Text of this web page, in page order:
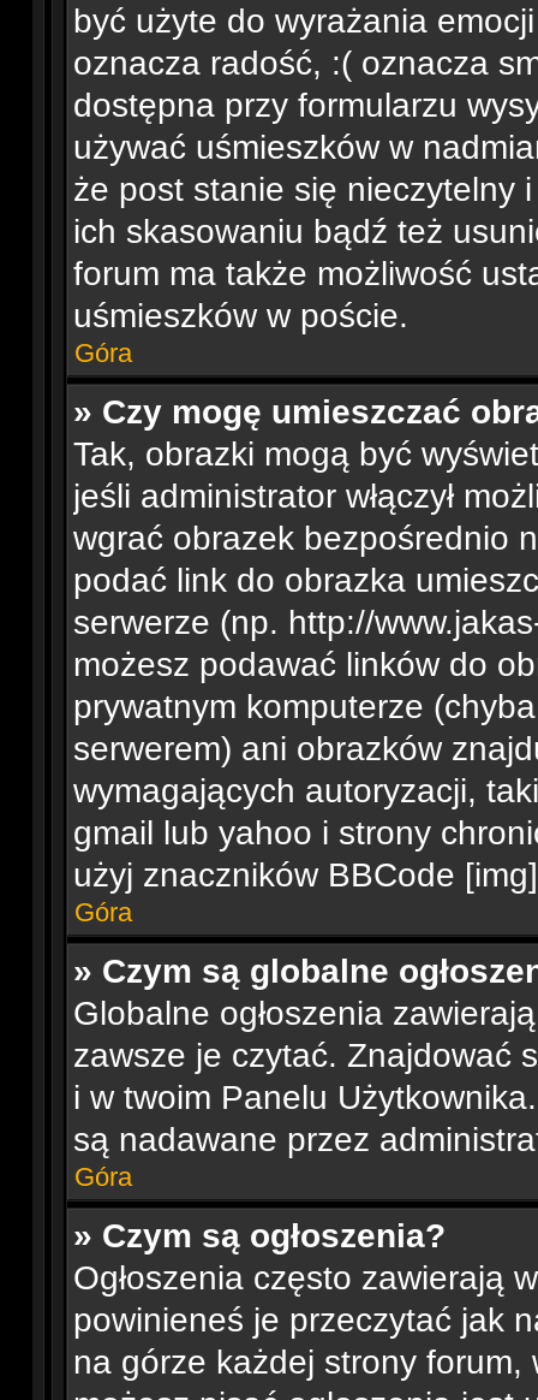
być użyte do wyrażania
oznacza radość, :( oznacza
dostępna przy formularzu
używać uśmieszków w
że post stanie się nieczytelny
ich skasowaniu bądź też
forum ma także możliwość
uśmieszków w poście.
Góra
» Czy mogę umieszczać
Tak, obrazki mogą być
jeśli administrator włączył
wgrać obrazek bezpośrednio
podać link do obrazka
serwerze (np. http://
możesz podawać linków do
prywatnym komputerze
serwerem) ani obrazków
wymagających autoryzacji,
gmail lub yahoo i strony
użyj znaczników BBCode
Góra
» Czym są globalne
Globalne ogłoszenia
zawsze je czytać. Znajdować
i w twoim Panelu
są nadawane przez
Góra
» Czym są ogłoszenia?
Ogłoszenia często zawierają
powinieneś je przeczytać jak
na górze każdej strony forum,